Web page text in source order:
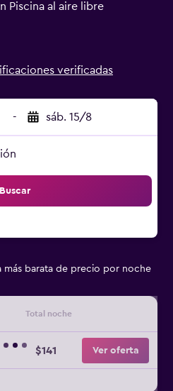
Piscina al aire libre
verificadas
- sáb. 15/8
Buscar
más barata de precio por noche
Total noche
$141 Ver oferta